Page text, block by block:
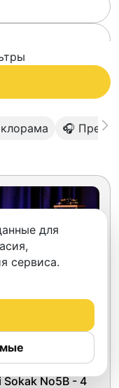
🎧
No5B - 4
для
сервиса.